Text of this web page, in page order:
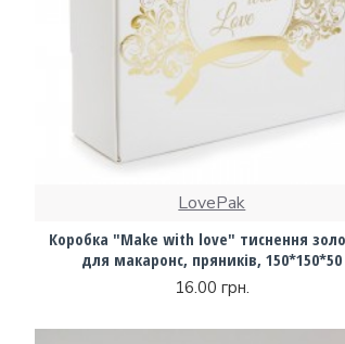
LovePak
Коробка "Make with love" тиснення
для макаронс, пряників, 150*150*50
16.00 грн.